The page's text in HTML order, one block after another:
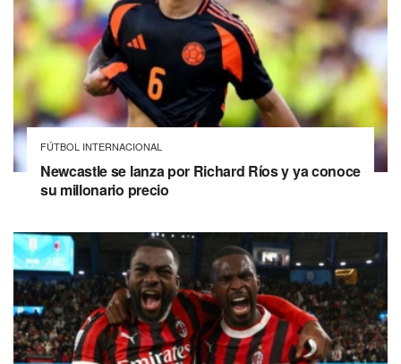
FÚTBOL INTERNACIONAL
Newcastle se lanza por Richard Ríos y ya conoce
su millonario precio